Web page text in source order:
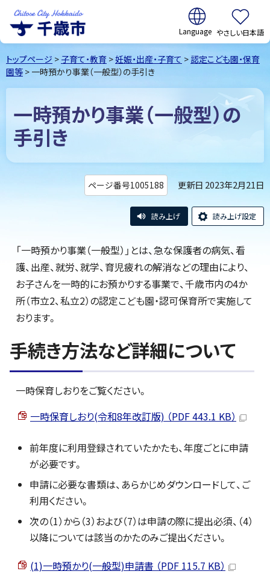
千歳市Chitose
City Hokkaido
翻訳:
やさしい日本語
トップページ > 子育て・教育 >妊娠・出産・子育て > 認定こども園・保育
園等 > 一時預かり事業（一般型）の手引き
一時預かり事業（一般型）の
手引き
ページ番号1005188 更新日 2023年2月21日
読み上げ 読み上げ設定
「一時預かり事業（一般型）」とは、急な保護者の病気、看
護、出産、就労、就学、育児疲れの解消などの理由により、
お子さんを一時的にお預かりする事業で、千歳市内の4か
所（市立2、私立2）の認定こども園・認可保育所で実施して
おります。
手続き方法など詳細について
一時保育しおりをご覧ください。
一時保育しおり(令和8年改訂版) （PDF 443.1 KB）
前年度に利用登録されていたかたも、年度ごとに申請
が必要です。
申請に必要な書類は、あらかじめダウンロードして、ご
利用ください。
次の（1）から（3）および（7）は申請の際に提出必須、（4）
以降については該当のかたのみご提出ください。
(1)一時預かり(一般型)申請書 （PDF 115.7 KB）